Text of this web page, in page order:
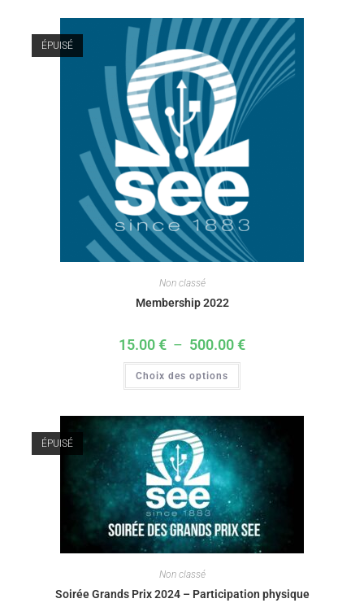
ÉPUISÉ
Non classé
Membership 2022
15.00€ – 500.00€
Choix des options
ÉPUISÉ
Non classé
Soirée Grands Prix 2024 – Participation physique